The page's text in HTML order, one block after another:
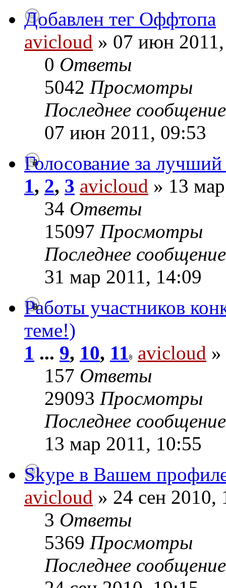
Добавлен тег Оффтопа
avicloud » 07 июн
0 Ответы
5042 Просмотры
Последнее
07 июн 2011, 09:53
Голосование за
1, 2, 3 avicloud » 13
34 Ответы
15097 Просмотры
Последнее
31 мар 2011, 14:09
Работы участников
теме!)
1 ... 9, 10, 11 avicloud »
157 Ответы
29093 Просмотры
Последнее
13 мар 2011, 10:55
Skype в Вашем
avicloud » 24 сен 2010,
3 Ответы
5369 Просмотры
Последнее